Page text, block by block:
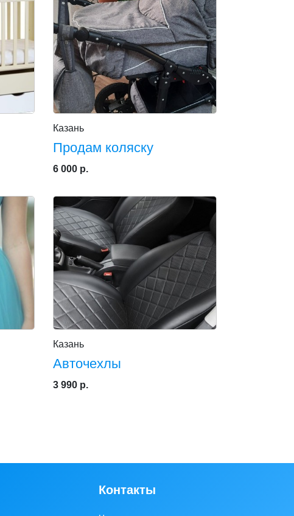
Казань
Продам коляску
6 000 р.
Казань
Авточехлы
3 990 р.
Контакты